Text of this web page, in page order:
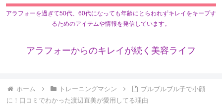
アラフォーを過ぎて50代、60代になっても年齢にとらわれずキレイをキープす
るためのアイテムや情報を発信しています。
アラフォーからのキレイが続く美容ライフ
ホーム トレーニングマシン
ブルブルブル子で小顔
に！口コミでわかった渡辺直美が愛用してる理由